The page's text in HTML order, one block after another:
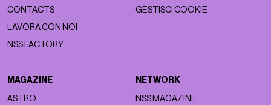
CONTACTS
LAVORA CON NOI
NSS FACTORY
GESTISCI COOKIE
MAGAZINE
ASTRO
NETWORK
NSS MAGAZINE